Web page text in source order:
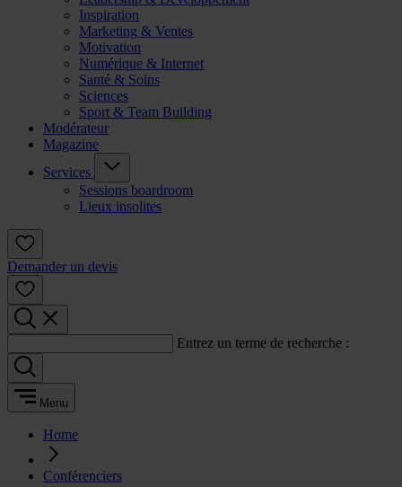
Inspiration
Marketing & Ventes
Motivation
Numérique & Internet
Santé & Soins
Sciences
Sport & Team Building
Modérateur
Magazine
Services
Sessions boardroom
Lieux insolites
Demander un devis
Entrez un terme de recherche :
Menu
Home
Conférenciers